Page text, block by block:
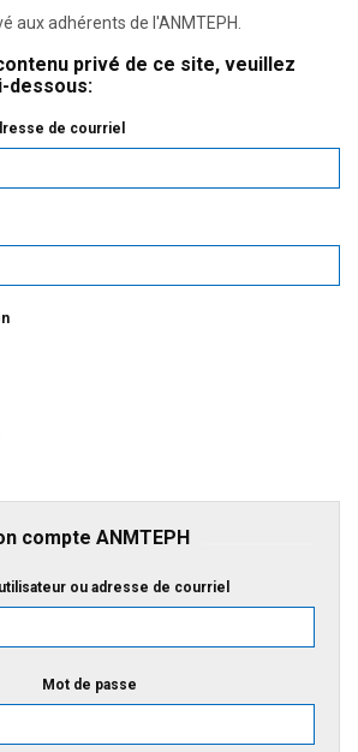
aux adhérents de l'ANMTEPH.
privé de ce site, veuillez
dessous:
de courriel
compte ANMTEPH
ou adresse de courriel
Mot de passe